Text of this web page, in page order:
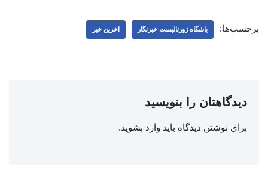
برچسب‌ها: باشگاه ژورنالیست خبرنگار اخرین خبر
دیدگاهتان را بنویسید
برای نوشتن دیدگاه باید وارد بشوید.